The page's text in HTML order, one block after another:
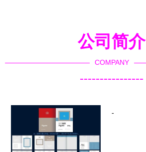
公司简介
COMPANY
----------------
-